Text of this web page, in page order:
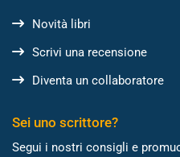
Novità libri
Scrivi una recensione
Diventa un collaboratore
Sei uno scrittore?
Segui i nostri consigli e